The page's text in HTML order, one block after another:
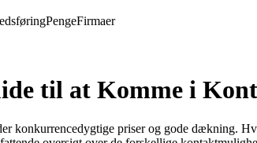
PengeFirmaer
til at Komme i
konkurrencedygtige priser og gode dækning.